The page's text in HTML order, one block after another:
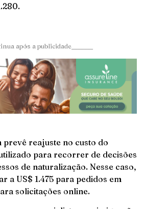
após a publicidade_______
prevê reajuste no custo do
para recorrer de decisões
de naturalização. Nesse caso,
a US$ 1.475 para pedidos em
solicitações online.